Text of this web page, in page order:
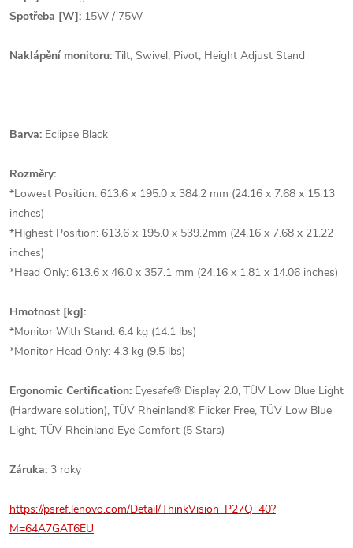
Spotřeba [W]: 15W / 75W
Naklápění monitoru: Tilt, Swivel, Pivot, Height Adjust Stand
Barva: Eclipse Black
Rozměry:
*Lowest Position: 613.6 x 195.0 x 384.2 mm (24.16 x 7.68 x 15.13
inches)
*Highest Position: 613.6 x 195.0 x 539.2mm (24.16 x 7.68 x 21.22
inches)
*Head Only: 613.6 x 46.0 x 357.1 mm (24.16 x 1.81 x 14.06 inches)
Hmotnost [kg]:
*Monitor With Stand: 6.4 kg (14.1 lbs)
*Monitor Head Only: 4.3 kg (9.5 lbs)
Ergonomic Certification: Eyesafe® Display 2.0, TÜV Low Blue Light
(Hardware solution), TÜV Rheinland® Flicker Free, TÜV Low Blue
Light, TÜV Rheinland Eye Comfort (5 Stars)
Záruka: 3 roky
https://psref.lenovo.com/Detail/ThinkVision_P27Q_40?
M=64A7GAT6EU